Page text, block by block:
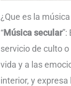
¿Que es la
“Música secular
servicio de culto
vida y a las
interior, y